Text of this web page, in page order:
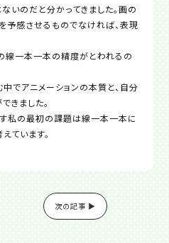
いのだと分かってきました。画の
予感させるものでなければ、表現
線一本一本の精度がとわれるの
でアニメーションの本質と、自分
きました。
私の最初の課題は線一本一本に
ています。
次の記事 ▶